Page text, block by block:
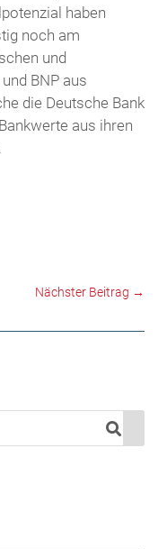
haben
noch am
und
BNP aus
die Deutsche Bank
aus ihren
Nächster Beitrag →